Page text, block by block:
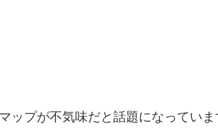
ップが不気味だと話題になっていま